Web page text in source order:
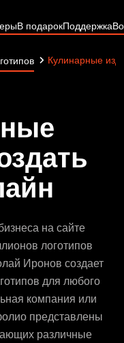
В подарокПоддержка
Кулинарные
на сайте
логотипов
Иронов создает
для любого
компания или
представлены
различные